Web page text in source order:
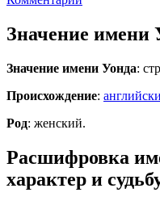
Значение имени
Значение имени Уонда:
Происхождение:
Род: женский.
Расшифровка
характер и